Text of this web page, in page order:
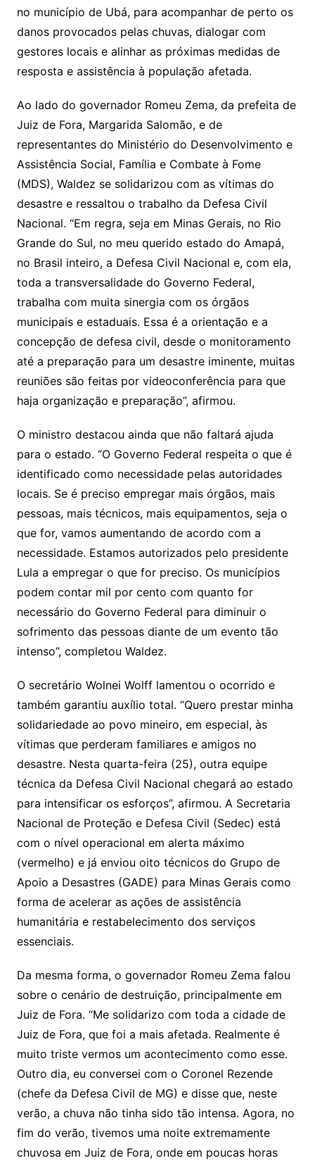
no município de Ubá, para acompanhar de perto os
danos provocados pelas chuvas, dialogar com
gestores locais e alinhar as próximas medidas de
resposta e assistência à população afetada.
Ao lado do governador Romeu Zema, da prefeita de
Juiz de Fora, Margarida Salomão, e de
representantes do Ministério do Desenvolvimento e
Assistência Social, Família e Combate à Fome
(MDS), Waldez se solidarizou com as vítimas do
desastre e ressaltou o trabalho da Defesa Civil
Nacional. “Em regra, seja em Minas Gerais, no Rio
Grande do Sul, no meu querido estado do Amapá,
no Brasil inteiro, a Defesa Civil Nacional e, com ela,
toda a transversalidade do Governo Federal,
trabalha com muita sinergia com os órgãos
municipais e estaduais. Essa é a orientação e a
concepção de defesa civil, desde o monitoramento
até a preparação para um desastre iminente, muitas
reuniões são feitas por videoconferência para que
haja organização e preparação”, afirmou.
O ministro destacou ainda que não faltará ajuda
para o estado. “O Governo Federal respeita o que é
identificado como necessidade pelas autoridades
locais. Se é preciso empregar mais órgãos, mais
pessoas, mais técnicos, mais equipamentos, seja o
que for, vamos aumentando de acordo com a
necessidade. Estamos autorizados pelo presidente
Lula a empregar o que for preciso. Os municípios
podem contar mil por cento com quanto for
necessário do Governo Federal para diminuir o
sofrimento das pessoas diante de um evento tão
intenso”, completou Waldez.
O secretário Wolnei Wolff lamentou o ocorrido e
também garantiu auxílio total. “Quero prestar minha
solidariedade ao povo mineiro, em especial, às
vítimas que perderam familiares e amigos no
desastre. Nesta quarta-feira (25), outra equipe
técnica da Defesa Civil Nacional chegará ao estado
para intensificar os esforços”, afirmou. A Secretaria
Nacional de Proteção e Defesa Civil (Sedec) está
com o nível operacional em alerta máximo
(vermelho) e já enviou oito técnicos do Grupo de
Apoio a Desastres (GADE) para Minas Gerais como
forma de acelerar as ações de assistência
humanitária e restabelecimento dos serviços
essenciais.
Da mesma forma, o governador Romeu Zema falou
sobre o cenário de destruição, principalmente em
Juiz de Fora. “Me solidarizo com toda a cidade de
Juiz de Fora, que foi a mais afetada. Realmente é
muito triste vermos um acontecimento como esse.
Outro dia, eu conversei com o Coronel Rezende
(chefe da Defesa Civil de MG) e disse que, neste
verão, a chuva não tinha sido tão intensa. Agora, no
fim do verão, tivemos uma noite extremamente
chuvosa em Juiz de Fora, onde em poucas horas